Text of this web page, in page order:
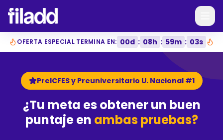
OFERTA ESPECIAL TERMINA EN: 00d : 08h : 59m : 02s
PreICFES y Preuniversitario U. Nacional #1
¿Tu meta es obtener un buen
puntaje en ambas pruebas?